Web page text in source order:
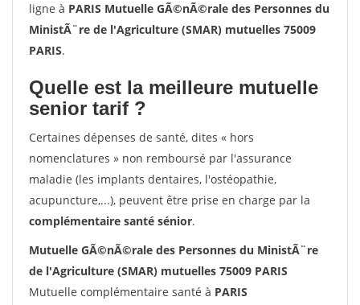
ligne à PARIS Mutuelle GÃ©nÃ©rale des Personnes du
MinistÃ¨re de l'Agriculture (SMAR) mutuelles 75009
PARIS.
Quelle est la meilleure mutuelle
senior tarif ?
Certaines dépenses de santé, dites « hors
nomenclatures » non remboursé par l'assurance
maladie (les implants dentaires, l'ostéopathie,
acupuncture,...), peuvent être prise en charge par la
complémentaire santé sénior.
Mutuelle GÃ©nÃ©rale des Personnes du MinistÃ¨re
de l'Agriculture (SMAR) mutuelles 75009 PARIS
Mutuelle complémentaire santé à PARIS